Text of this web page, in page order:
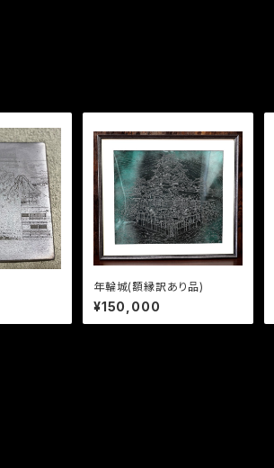
年輪城(額縁訳あり品)
¥150,000